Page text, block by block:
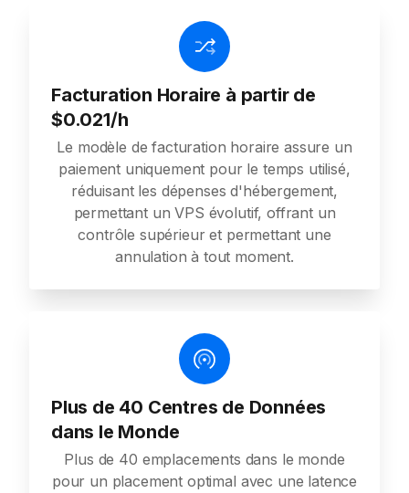
Facturation Horaire à partir de
$0.021/h
Le modèle de facturation horaire assure un
paiement uniquement pour le temps utilisé,
réduisant les dépenses d'hébergement,
permettant un VPS évolutif, offrant un
contrôle supérieur et permettant une
annulation à tout moment.
Plus de 40 Centres de Données
dans le Monde
Plus de 40 emplacements dans le monde
pour un placement optimal avec une latence